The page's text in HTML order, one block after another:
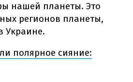
нашей планеты. Это
регионов планеты,
Украине.
полярное сияние: